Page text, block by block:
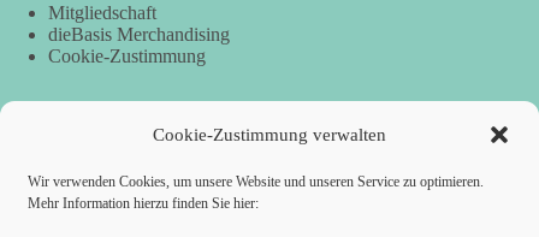
Cookie-Zustimmung verwalten
Wir verwenden Cookies, um unsere Website und unseren Service zu optimieren.
Mehr Information hierzu finden Sie hier:
Mitgliedschaft
dieBasis Merchandising
Cookie-Zustimmung
Per Banküberweisung: